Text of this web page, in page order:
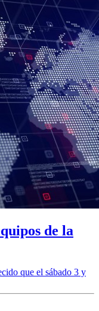
de la
que el sábado 3 y